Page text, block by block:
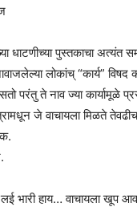
धाटणीच्या पुस्तकाचा अत्यंत
लोकांच् “कार्य”
परंतु ते नाव ज्या कार्यामूळे
जे वाचायला मिळते तेवढीच
हाय… वाचायला खूप